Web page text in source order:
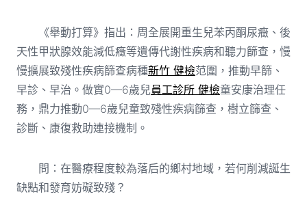
《舉動打算》指出：周全展開重生兒苯丙酮尿癥、後
天性甲狀腺效能減低癥等遺傳代謝性疾病和聽力篩查，慢
慢擴展致殘性疾病篩查病種新竹 健檢范圍，推動早篩、
早診、早治。做實0—6歲兒員工診所 健檢童安康治理任
務，鼎力推動0—6歲兒童致殘性疾病篩查，樹立篩查、
診斷、康復救助連接機制。
問：在醫療程度較為落后的鄉村地域，若何削減誕生
缺點和發育妨礙致殘？